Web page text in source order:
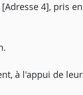
4], pris
à l'appui de